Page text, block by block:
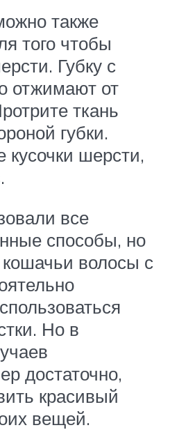
также
того чтобы
Губку с
отжимают от
ткань
губки.
кусочки шерсти,
все
способы, но
волосы с
Но в
достаточно,
красивый
вещей.